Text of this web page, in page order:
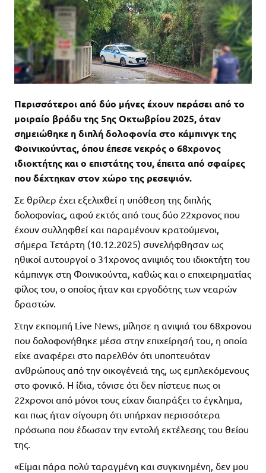
Περισσότεροι από δύο μήνες έχουν περάσει από το
μοιραίο βράδυ της 5ης Οκτωβρίου 2025, όταν
σημειώθηκε η διπλή δολοφονία στο κάμπινγκ της
Φοινικούντας, όπου έπεσε νεκρός ο 68χρονος
ιδιοκτήτης και ο επιστάτης του, έπειτα από σφαίρες
που δέχτηκαν στον χώρο της ρεσεψιόν.
Σε θρίλερ έχει εξελιχθεί η υπόθεση της διπλής
δολοφονίας, αφού εκτός από τους δύο 22χρονος που
έχουν συλληφθεί και παραμένουν κρατούμενοι,
σήμερα Τετάρτη (10.12.2025) συνελήφθησαν ως
ηθικοί αυτουργοί ο 31χρονος ανιψιός του ιδιοκτήτη του
κάμπινγκ στη Φοινικούντα, καθώς και ο επιχειρηματίας
φίλος του, ο οποίος ήταν και εργοδότης των νεαρών
δραστών.
Στην εκπομπή Live News, μίλησε η ανιψιά του 68χρονου
που δολοφονήθηκε μέσα στην επιχείρησή του, η οποία
είχε αναφέρει στο παρελθόν ότι υποπτευόταν
ανθρώπους από την οικογένειά της, ως εμπλεκόμενους
στο φονικό. Η ίδια, τόνισε ότι δεν πίστευε πως οι
22χρονοι από μόνοι τους είχαν διαπράξει το έγκλημα,
και πως ήταν σίγουρη ότι υπήρχαν περισσότερα
πρόσωπα που έδωσαν την εντολή εκτέλεσης του θείου
της.
«Είμαι πάρα πολύ ταραγμένη και συγκινημένη, δεν μου